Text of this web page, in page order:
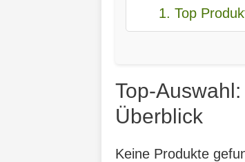
1. Top
Top-
Überblick
Keine Produkte